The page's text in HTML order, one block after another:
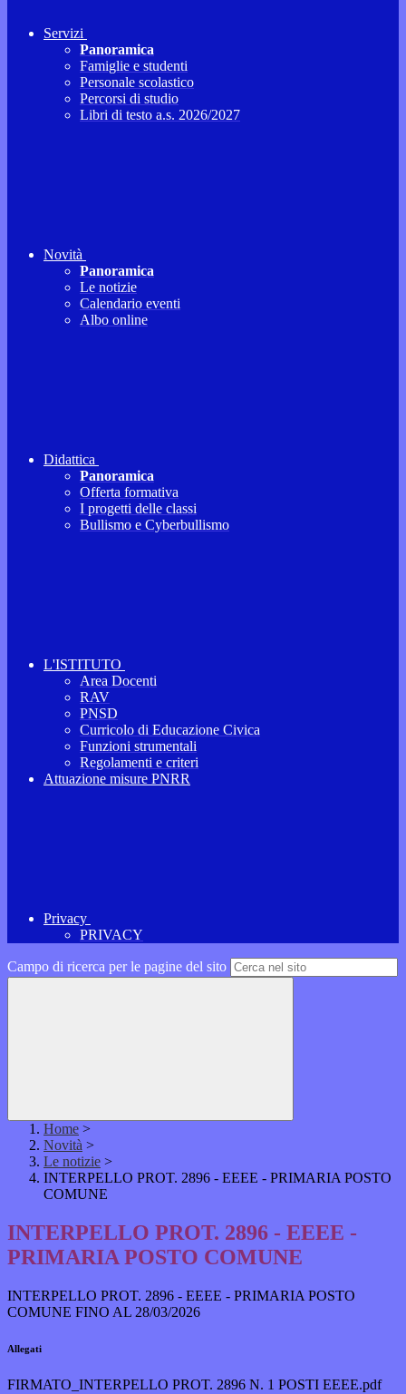
Servizi
Panoramica
Famiglie e studenti
Personale scolastico
Percorsi di studio
Libri di testo a.s. 2026/2027
Novità
Panoramica
Le notizie
Calendario eventi
Albo online
Didattica
Panoramica
Offerta formativa
I progetti delle classi
Bullismo e Cyberbullismo
L'ISTITUTO
Area Docenti
RAV
PNSD
Curricolo di Educazione Civica
Funzioni strumentali
Regolamenti e criteri
Attuazione misure PNRR
Privacy
PRIVACY
Campo di ricerca per le pagine del sito
Home >
Novità >
Le notizie >
INTERPELLO PROT. 2896 - EEEE - PRIMARIA POSTO
COMUNE
INTERPELLO PROT. 2896 - EEEE -
PRIMARIA POSTO COMUNE
INTERPELLO PROT. 2896 - EEEE - PRIMARIA POSTO
COMUNE FINO AL 28/03/2026
Allegati
FIRMATO_INTERPELLO PROT. 2896 N. 1 POSTI EEEE.pdf